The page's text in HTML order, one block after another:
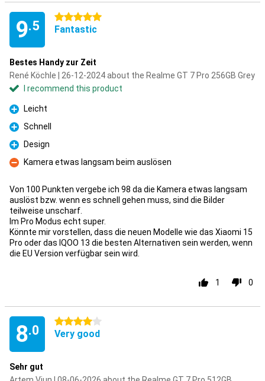
9.5
5 stars
Fantastic
Bestes Handy zur Zeit
René Köchle | 26-12-2024 about the Realme GT 7 Pro 256GB Grey
I recommend this product
Pro
Leicht
Pro
Schnell
Pro
Design
Con
Kamera etwas langsam beim auslösen
Von 100 Punkten vergebe ich 98 da die Kamera etwas langsam
auslöst bzw. wenn es schnell gehen muss, sind die Bilder
teilweise unscharf.
Im Pro Modus echt super.
Könnte mir vorstellen, dass die neuen Modelle wie das Xiaomi 15
Pro oder das IQOO 13 die besten Alternativen sein werden, wenn
die EU Version verfügbar sein wird.
1 0
8.0
4 stars
Very good
Sehr gut